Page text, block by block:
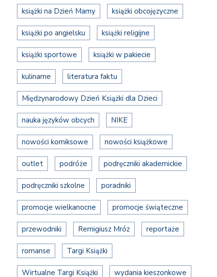
książki na Dzień Mamy książki obcojęzyczne
książki po angielsku książki religijne
książki sportowe książki w pakiecie
kulinarne literatura faktu
Międzynarodowy Dzień Książki dla Dzieci
nauka języków obcych NIKE
nowości komiksowe nowości książkowe
outlet podróże podręczniki akademickie
podręczniki szkolne poradniki
promocje wielkanocne promocje świąteczne
przewodniki Remigiusz Mróz reportaże
romanse Targi Książki
Wirtualne Targi Książki wydania kieszonkowe